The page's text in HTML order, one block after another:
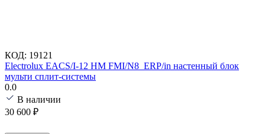
КОД: 19121
Electrolux EACS/I-12 HM FMI/N8_ERP/in настенный блок
мульти сплит-системы
0.0
В наличии
30 600 ₽